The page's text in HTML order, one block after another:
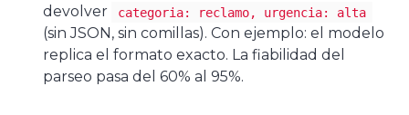
devolver
categoria: reclamo, urgencia: alta
(sin JSON, sin comillas). Con ejemplo: el modelo
replica el formato exacto. La fiabilidad del
parseo pasa del 60% al 95%.